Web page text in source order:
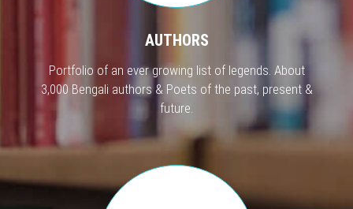
AUTHORS
Portfolio of an ever growing list of legends. About
3,000 Bengali authors & Poets of the past, present &
future.